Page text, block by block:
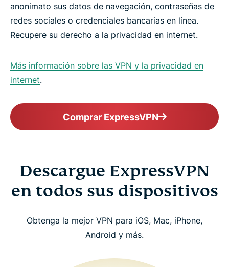
anonimato sus datos de navegación, contraseñas de
redes sociales o credenciales bancarias en línea.
Recupere su derecho a la privacidad en internet.
Más información sobre las VPN y la privacidad en
internet.
Comprar ExpressVPN
Descargue ExpressVPN
en todos sus dispositivos
Obtenga la mejor VPN para iOS, Mac, iPhone,
Android y más.